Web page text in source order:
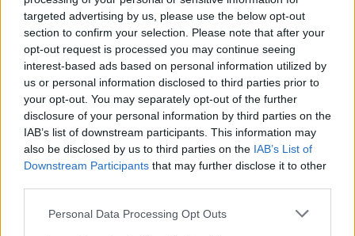
targeted advertising by us, please use the below opt-out
section to confirm your selection. Please note that after your
opt-out request is processed you may continue seeing
interest-based ads based on personal information utilized by
us or personal information disclosed to third parties prior to
your opt-out. You may separately opt-out of the further
disclosure of your personal information by third parties on the
IAB’s list of downstream participants. This information may
also be disclosed by us to third parties on the IAB’s List of
Downstream Participants that may further disclose it to other
Please note that this website/app uses one or more Google
Personal Data Processing Opt Outs